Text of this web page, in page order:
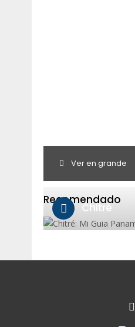
Ver en grande
Recomendado
Chitré